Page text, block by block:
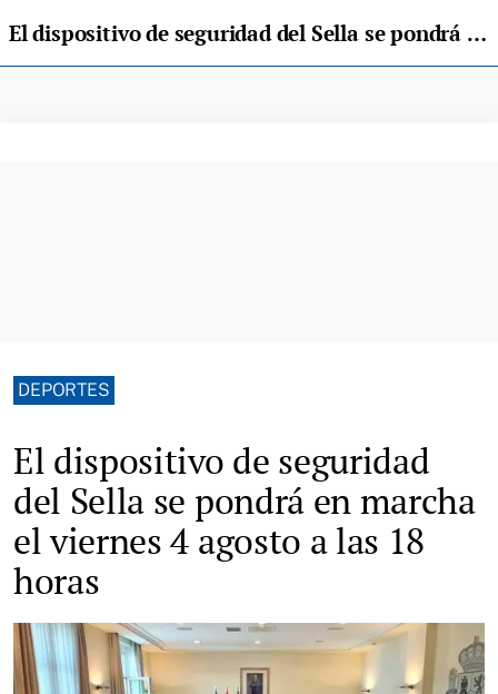
El dispositivo de seguridad del Sella se pondrá en marcha el viernes 4 agosto a las 18 horas
DEPORTES
El dispositivo de seguridad
del Sella se pondrá en marcha
el viernes 4 agosto a las 18
horas